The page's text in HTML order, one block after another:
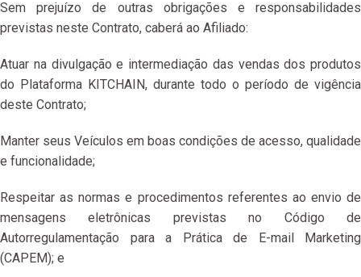
Sem prejuízo de outras obrigações e responsabilidades
previstas neste Contrato, caberá ao Afiliado:
Atuar na divulgação e intermediação das vendas dos produtos
do Plataforma KITCHAIN, durante todo o período de vigência
deste Contrato;
Manter seus Veículos em boas condições de acesso, qualidade
e funcionalidade;
Respeitar as normas e procedimentos referentes ao envio de
mensagens eletrônicas previstas no Código de
Autorregulamentação para a Prática de E-mail Marketing
(CAPEM); e